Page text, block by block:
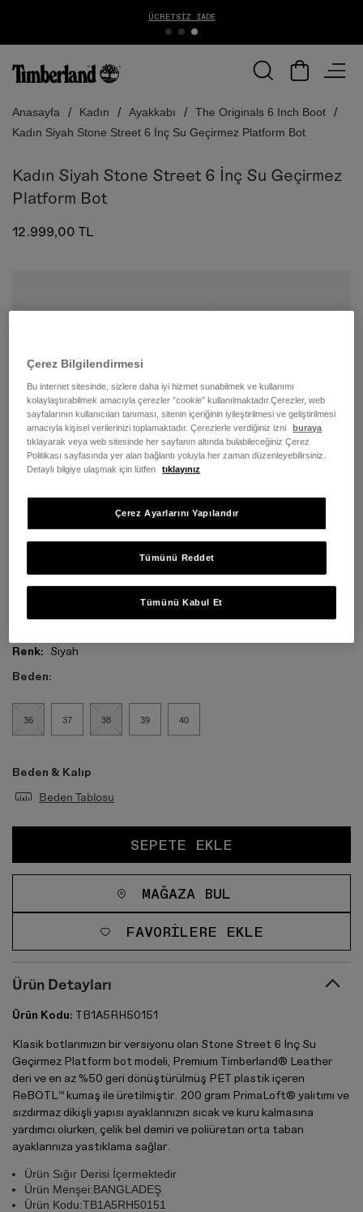
ÜCRETSIZ İADE
Anasayfa Kadın Ayakkabı
The Originals 6 Inch Boot
Kadın Siyah Stone Street 6 İnç Su Geçirmez Platform Bot
Kadın Siyah Stone Street 6 İnç Su Geçirmez
Platform Bot
12.999,00 TL
Renk: Siyah
Beden:
36 37 38 39 40
Beden & Kalıp
Beden Tablosu
SEPETE EKLE
MAĞAZA BUL
FAVORILERE EKLE
Ürün Detayları
Ürün Kodu: TB1A5RH50151
Klasik botlarımızın bir versiyonu olan Stone Street 6 İnç Su
Geçirmez Platform bot modeli, Premium Timberland® Leather
deri ve en az %50 geri dönüştürülmüş PET plastik içeren
ReBOTL™ kumaş ile üretilmiştir. 200 gram PrimaLoft® yalıtımı ve
sızdırmaz dikişli yapısı ayaklarınızın sıcak ve kuru kalmasına
yardımcı olurken, çelik bel demiri ve poliüretan orta taban
ayaklarınıza yastıklama sağlar.
Ürün Sığır Derisi İçermektedir
Ürün Menşei:BANGLADEŞ
Ürün Kodu:TB1A5RH50151
Çerez Bilgilendirmesi
Bu internet sitesinde, sizlere daha iyi hizmet sunabilmek ve kullanımı
kolaylaştırabilmek amacıyla çerezler ”cookie” kullanılmaktadır.Çerezler, web
sayfalarının kullanıcıları tanıması, sitenin içeriğinin iyileştirilmesi ve geliştirilmesi
amacıyla kişisel verilerinizi toplamaktadır. Çerezlerle verdiğiniz izni
buraya
tıklayarak veya web sitesinde her sayfanın altında bulabileceğiniz Çerez
Politikası sayfasında yer alan bağlantı yoluyla her zaman düzenleyebilirsiniz.
Detaylı bilgiye ulaşmak için lütfen
tıklayınız
Tümünü Reddet
Tümünü Kabul Et
Çerez Ayarlarını Yapılandır